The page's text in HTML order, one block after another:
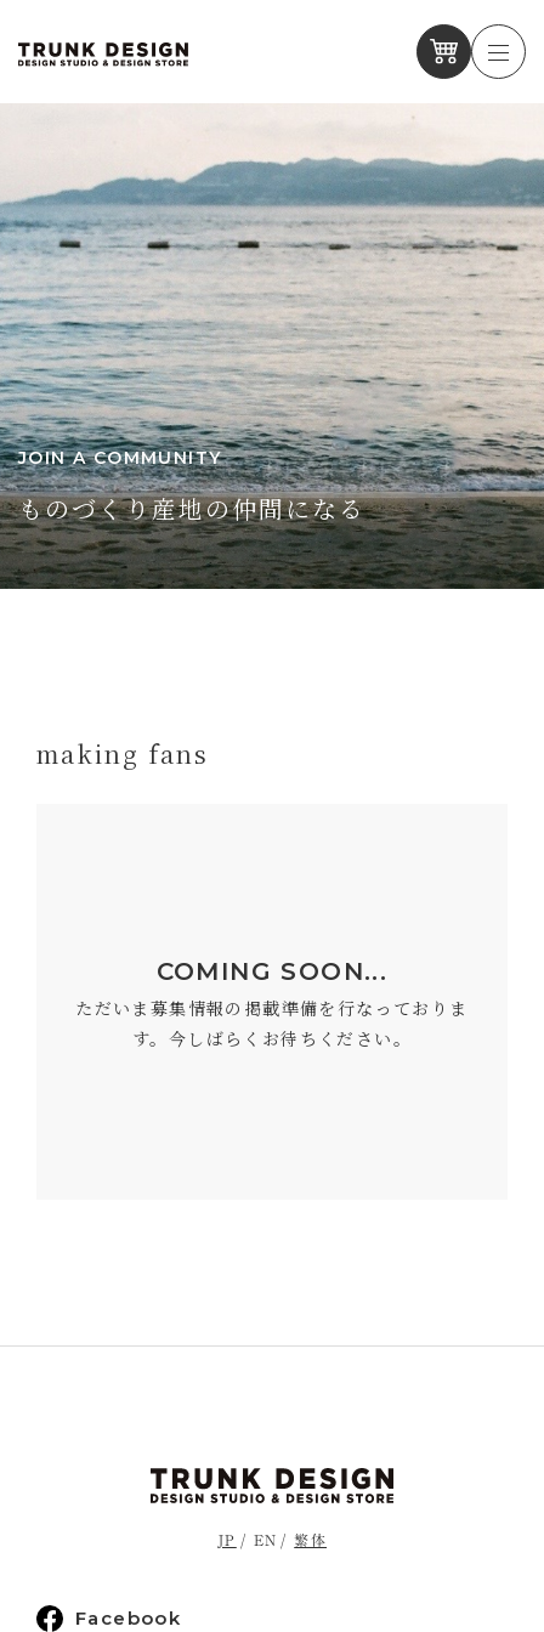
JOIN A COMMUNITY
ものづくり産地の仲間になる
making fans
COMING SOON...
ただいま募集情報の掲載準備を行なっておりま
す。今しばらくお待ちください。
JP EN 繁体
Facebook